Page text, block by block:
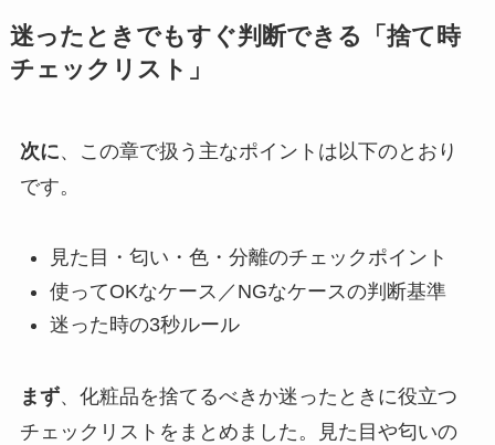
迷ったときでもすぐ判断できる「捨て時
チェックリスト」
次に、この章で扱う主なポイントは以下のとおり
です。
見た目・匂い・色・分離のチェックポイント
使ってOKなケース／NGなケースの判断基準
迷った時の3秒ルール
まず、化粧品を捨てるべきか迷ったときに役立つ
チェックリストをまとめました。見た目や匂いの